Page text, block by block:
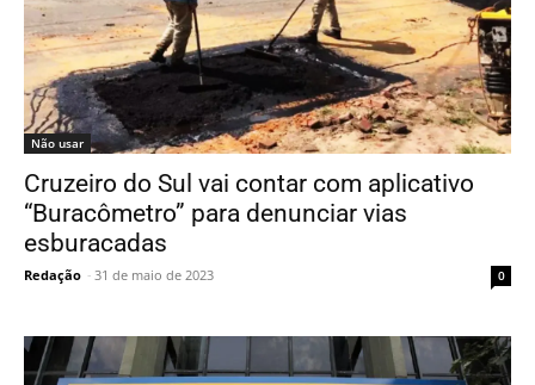
Não usar
Cruzeiro do Sul vai contar com aplicativo
“Buracômetro” para denunciar vias
esburacadas
Redação - 31 de maio de 2023 0